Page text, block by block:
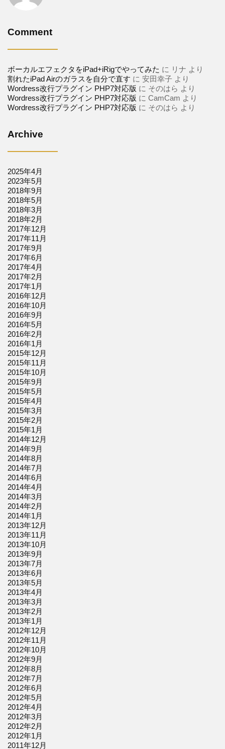
Comment
ボーカルエフェクタをiPad+iRigでやってみた に リナ より
割れたiPad Airのガラスを自分で直す に 安田幸子 より
Wordress改行プラグイン PHP7対応版 に そのはら より
Wordress改行プラグイン PHP7対応版 に CamCam より
Wordress改行プラグイン PHP7対応版 に そのはら より
Archive
2025年4月
2023年5月
2018年9月
2018年5月
2018年3月
2018年2月
2017年12月
2017年11月
2017年9月
2017年6月
2017年4月
2017年2月
2017年1月
2016年12月
2016年10月
2016年9月
2016年5月
2016年2月
2016年1月
2015年12月
2015年11月
2015年10月
2015年9月
2015年5月
2015年4月
2015年3月
2015年2月
2015年1月
2014年12月
2014年9月
2014年8月
2014年7月
2014年6月
2014年4月
2014年3月
2014年2月
2014年1月
2013年12月
2013年11月
2013年10月
2013年9月
2013年7月
2013年6月
2013年5月
2013年4月
2013年3月
2013年2月
2013年1月
2012年12月
2012年11月
2012年10月
2012年9月
2012年8月
2012年7月
2012年6月
2012年5月
2012年4月
2012年3月
2012年2月
2012年1月
2011年12月